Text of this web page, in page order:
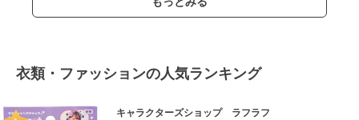
衣類・ファッションの人気ランキング
キャラクターズショップ ラフラフ